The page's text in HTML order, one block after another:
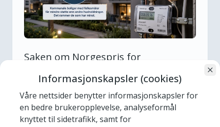
Saken om Norgespris for
– økende press på regjeringen
NKF løftet for et par uker siden
problemstillingen om at kommunale boliger
Informasjonskapsler (cookies)
Våre nettsider benytter informasjonskapsler for
en bedre brukeropplevelse, analyseformål
knyttet til sidetrafikk, samt for